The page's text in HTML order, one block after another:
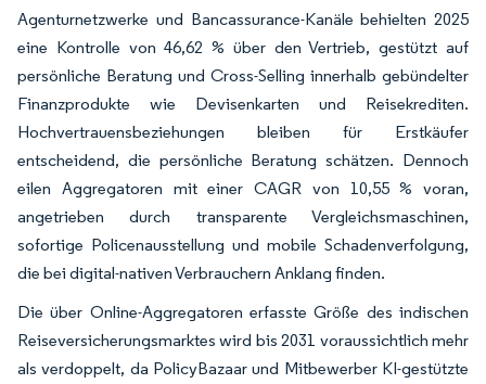
Agenturnetzwerke und Bancassurance-Kanäle behielten 2025
eine Kontrolle von 46,62 % über den Vertrieb, gestützt auf
persönliche Beratung und Cross-Selling innerhalb gebündelter
Finanzprodukte wie Devisenkarten und Reisekrediten.
Hochvertrauensbeziehungen bleiben für Erstkäufer
entscheidend, die persönliche Beratung schätzen. Dennoch
eilen Aggregatoren mit einer CAGR von 10,55 % voran,
angetrieben durch transparente Vergleichsmaschinen,
sofortige Policenausstellung und mobile Schadenverfolgung,
die bei digital-nativen Verbrauchern Anklang finden.
Die über Online-Aggregatoren erfasste Größe des indischen
Reiseversicherungsmarktes wird bis 2031 voraussichtlich mehr
als verdoppelt, da PolicyBazaar und Mitbewerber KI-gestützte